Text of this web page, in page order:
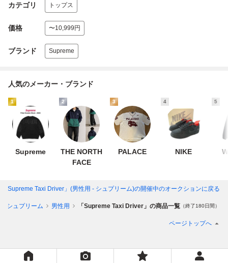
カテゴリ トップス
価格 〜10,999円
ブランド Supreme
人気のメーカー・ブランド
1
Supreme
2
THE NORTH
FACE
3
PALACE
4
NIKE
5
「Supreme Taxi Driver」(男性用 - シュプリーム)の開催中のオークションに戻る
シュプリーム 男性用 「Supreme Taxi Driver」の商品一覧 （終了180日間）
ページトップへ